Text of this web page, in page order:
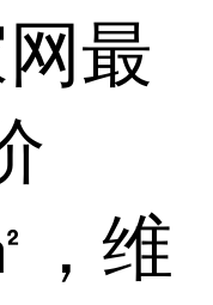
最
，维